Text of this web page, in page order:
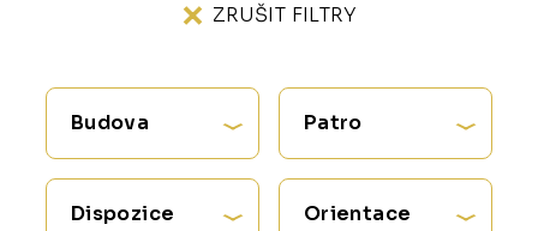
ZRUŠIT FILTRY
Budova Patro
Dispozice Orientace